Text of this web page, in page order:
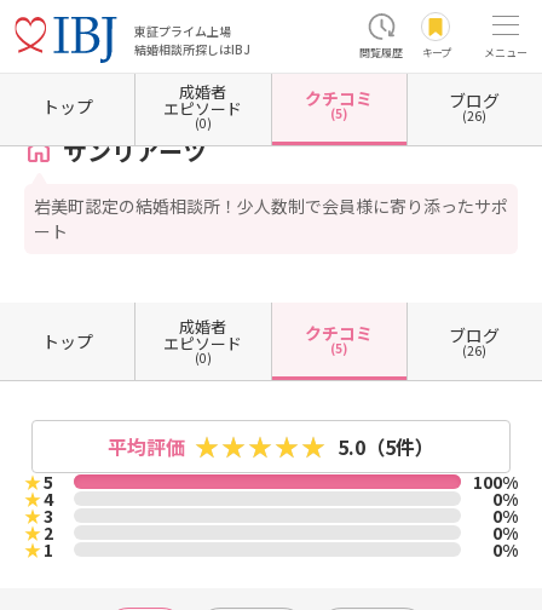
東証プライム上場
結婚相談所探しはIBJ
閲覧履歴 キープ メニュー
ホーム 鳥取県の結婚相談所 サンリアーツ クチコミ一覧
サンリアーツ
岩美町認定の結婚相談所！少人数制で会員様に寄り添ったサポ
ート
トップ
成婚者
エピソード
(0)
クチコミ
(5)
ブログ
(26)
トップ
成婚者
エピソード
(0)
クチコミ
(5)
ブログ
(26)
平均評価 5.0 （5件）
★5 100%
★4 0%
★3 0%
★2 0%
★1 0%